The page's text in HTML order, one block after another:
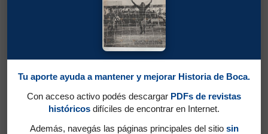
Tu aporte ayuda a mantener y mejorar Historia de Boca.
Con acceso activo podés descargar PDFs de revistas
históricos difíciles de encontrar en Internet.
Además, navegás las páginas principales del sitio sin